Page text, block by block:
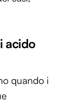
acido
quando i